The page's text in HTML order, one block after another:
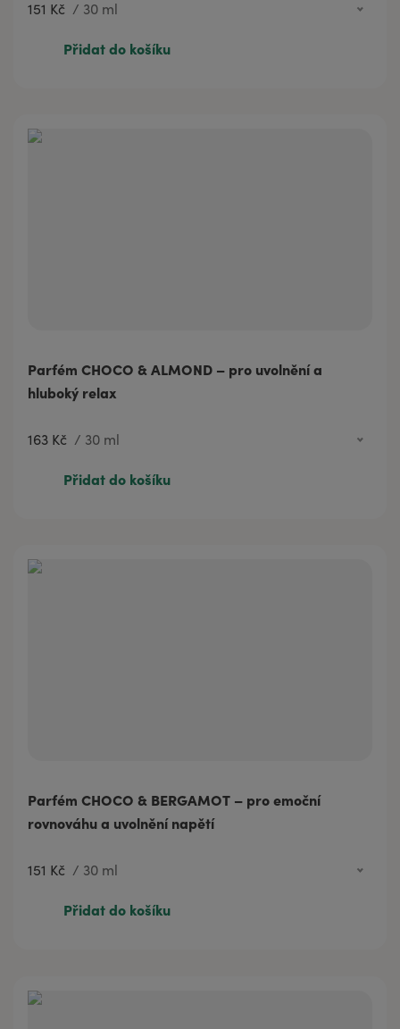
151 Kč / 30 ml
Přidat do košíku
Parfém CHOCO & ALMOND – pro uvolnění a
hluboký relax
163 Kč / 30 ml
163 Kč
30 ml
Přidat do košíku
Parfém CHOCO & BERGAMOT – pro emoční
rovnováhu a uvolnění napětí
151 Kč / 30 ml
151 Kč
30 ml
Přidat do košíku